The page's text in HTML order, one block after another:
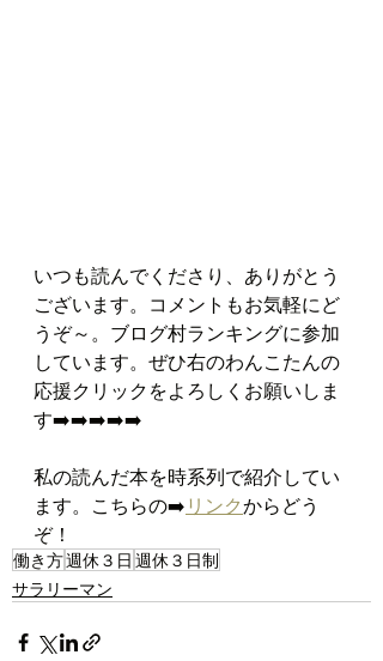
いつも読んでくださり、ありがとう
ございます。コメントもお気軽にど
うぞ～。ブログ村ランキングに参加
しています。ぜひ右のわんこたんの
応援クリックをよろしくお願いしま
す➡️➡️➡️➡️➡️
私の読んだ本を時系列で紹介してい
ます。こちらの➡️リンクからどう
ぞ！
働き方週休３日 週休３日制
サラリーマン